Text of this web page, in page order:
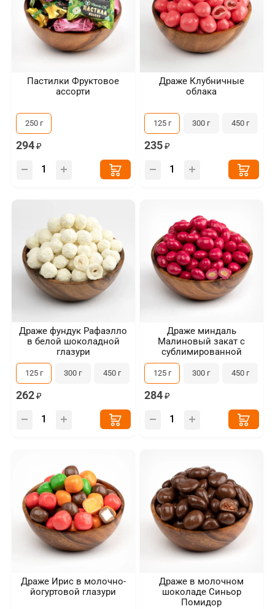
Пастилки Фруктовое
ассорти
250 г
294
Драже Клубничные
облака
125 г 300 г 450 г
235
Драже фундук Рафаэлло
в белой шоколадной
глазури
125 г 300 г 450 г
262
Драже миндаль
Малиновый закат с
сублимированной
125 г 300 г 450 г
284
Драже Ирис в молочно-
йогуртовой глазури
Драже в молочном
шоколаде Синьор
Помидор